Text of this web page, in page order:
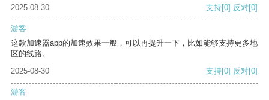
2025-08-30
支持[0] 反对[0]
游客
这款加速器app的加速效果一般，可以再提升一下，比如能够支持更多地
区的线路。
2025-08-30
支持[0] 反对[0]
游客